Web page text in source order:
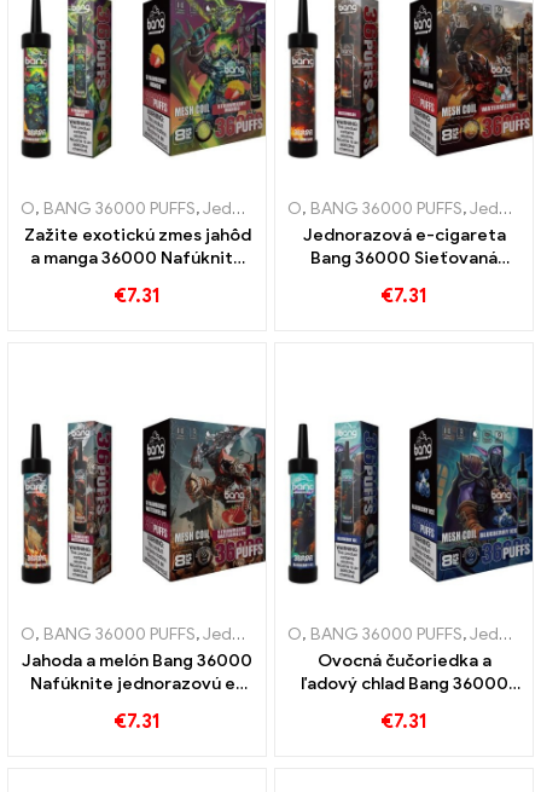
O, BANG 36000 PUFFS,Jednorazové e-cigarety ,Jednorazové
Zažite exotickú zmes jahôd
a manga 36000 Nafúknite
sieťovinou pre intenzívny
€7.31
O, BANG 36000 PUFFS,Jednorazové e-cigarety
Jednorazová e-cigareta
Bang 36000 Sieťovaná
osviežujúci zážitok z
€7.31
O, BANG 36000 PUFFS,Jednorazové e-cigarety ,Jednorazové
Jahoda a melón Bang 36000
Nafúknite jednorazovú e-
intenzívny pôžitok
€7.31
O, BANG 36000 PUFFS,Jednorazové e-cigarety
Ovocná čučoriedka a
ľadový chlad Bang 36000
cigaretu pre jedinečný
€7.31